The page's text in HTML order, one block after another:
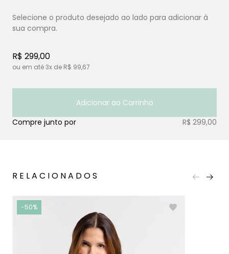
Compre junto por R$ 299,00
R$ 299,00
ou em até3x de R$ 99,67
Adicionar ao Carrinho
RELACIONADOS
-50%